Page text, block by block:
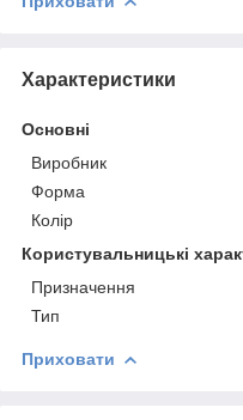
Характеристики
Основні
Виробник
Форма
Колір
Користувальницькі
Призначення
Тип
Приховати